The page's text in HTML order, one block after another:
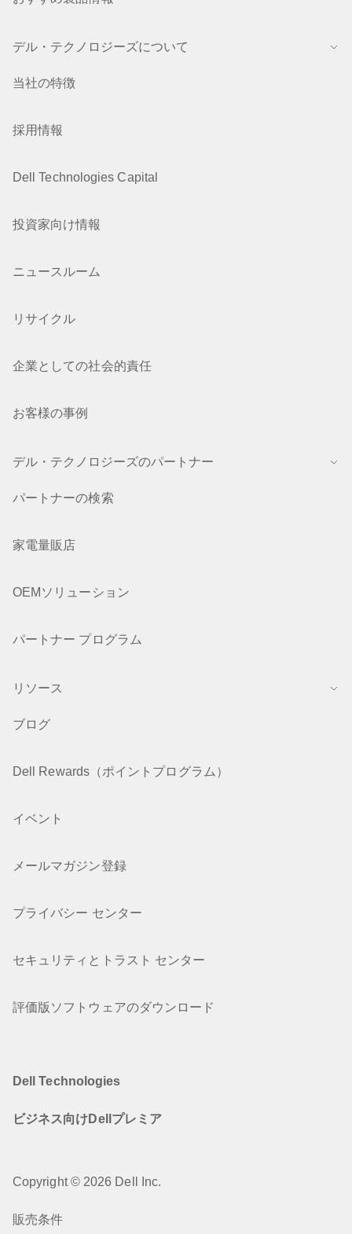
デル・テクノロジーズについて
当社の特徴
採用情報
Dell Technologies Capital
投資家向け情報
ニュースルーム
リサイクル
企業としての社会的責任
お客様の事例
デル・テクノロジーズのパートナー
パートナーの検索
家電量販店
OEMソリューション
パートナー プログラム
リソース
ブログ
Dell Rewards（ポイントプログラム）
イベント
メールマガジン登録
プライバシー センター
セキュリティとトラスト センター
評価版ソフトウェアのダウンロード
Dell Technologies
ビジネス向けDellプレミア
Copyright © 2026 Dell Inc.
販売条件